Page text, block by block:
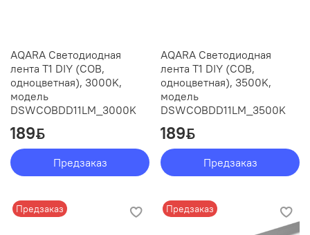
AQARA Светодиодная
лента T1 DIY (COB,
одноцветная), 3000K,
модель
DSWCOBDD11LM_3000K
189ƃ
Предзаказ
AQARA Светодиодная
лента T1 DIY (COB,
одноцветная), 3500K,
модель
DSWCOBDD11LM_3500K
189ƃ
Предзаказ
Предзаказ Предзаказ